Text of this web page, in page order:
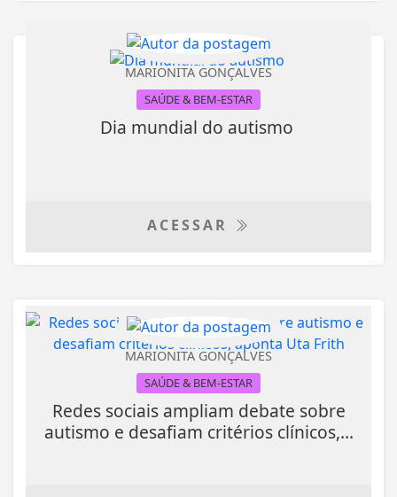
MARIONITA GONÇALVES
SAÚDE & BEM-ESTAR
Dia mundial do autismo
ACESSAR
MARIONITA GONÇALVES
SAÚDE & BEM-ESTAR
Redes sociais ampliam debate sobre
autismo e desafiam critérios clínicos,...